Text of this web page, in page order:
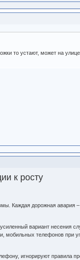
то устают, может на улице
к росту
Каждая дорожная авария –
вариант несения
мобильных телефонов при
игнорируют правила